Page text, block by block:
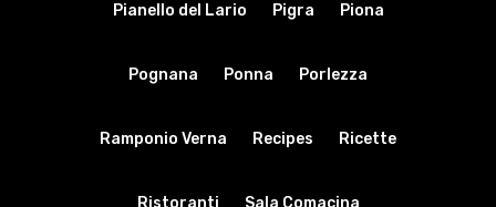
Pianello del Lario Pigra Piona
Pognana Ponna Porlezza
Ramponio Verna Recipes Ricette
Ristoranti Sala Comacina